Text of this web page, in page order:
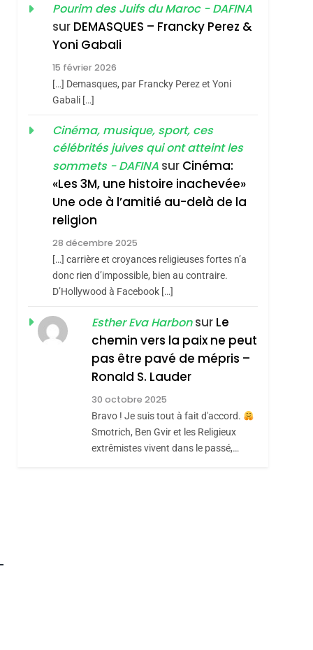
Dis Guerre»: La
Nouvelle Chanson De
Boy George
ISRAÉL JUDAISME
Accords D’Isaac:
L’alliance Pourrait
S’étendre À 13 Pays
D’Amérique Latine
ISRAÉL JUDAISME
5
Meurtrière Selon Le
Rapport D’ADL
Contre
L’antisémitisme
FRANCE ISRAÉL
FIÈRE, DIGNE ET
RÉSILIENTE :
POURQUOI JE
REVENDIQUE MA
JUDAÏTE Par Thérèse
Zrihen-Dvir
ISRAÉL JUDAISME
CE QUI NOUS
MANQUE – Jacques
Hadida
JUDAISME
Maroc : Les Amandes
Pourim des Juifs du Maroc - DAFINA
sur DEMASQUES – Francky Perez &
Yoni Gabali
15 février 2026
[…] Demasques, par Francky Perez et Yoni
Gabali […]
Cinéma, musique, sport, ces
célébrités juives qui ont atteint les
sommets - DAFINA sur Cinéma:
«Les 3M, une histoire inachevée»
Une ode à l’amitié au-delà de la
religion
28 décembre 2025
[…] carrière et croyances religieuses fortes n’a
donc rien d’impossible, bien au contraire.
D’Hollywood à Facebook […]
Esther Eva Harbonsur Le
chemin vers la paix ne peut
pas être pavé de mépris –
Ronald S. Lauder
30 octobre 2025
Bravo ! Je suis tout à fait d'accord.
Smotrich, Ben Gvir et les Religieux
extrêmistes vivent dans le passé,…
Zrihen-